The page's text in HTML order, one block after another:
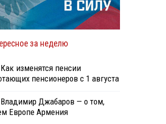
за неделю
Как изменятся пенсии
пенсионеров с 1 августа
Владимир Джабаров — о том,
Европе Армения